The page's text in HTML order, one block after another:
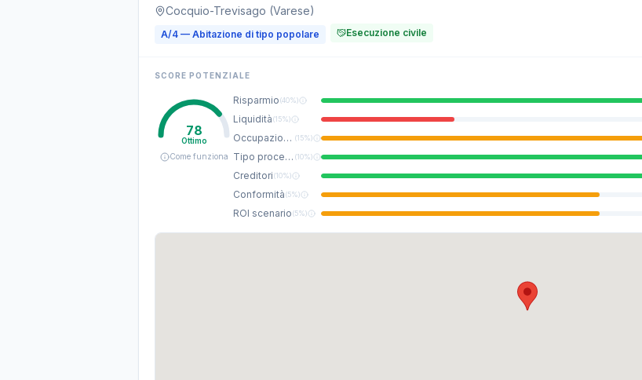
Cocquio-Trevisago (Varese)
A/4 — Abitazione di tipo popolare Esecuzione civile
SCORE POTENZIALE
78
Ottimo
Come funziona
Risparmio(40%)
Liquidità(15%)
Occupazione (15%)
Tipo procedura (10%)
Creditori(10%)
Conformità(5%)
ROI scenario(5%)